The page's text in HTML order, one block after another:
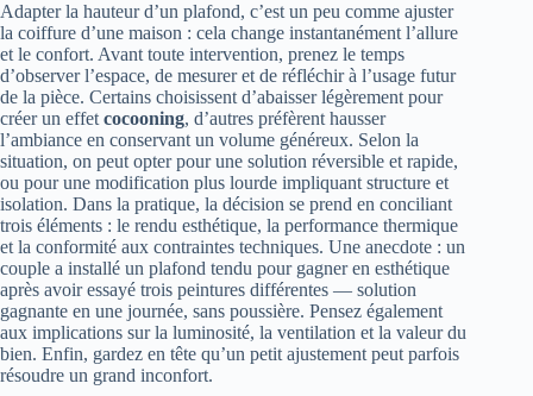
Adapter la hauteur d’un plafond, c’est un peu comme ajuster
la coiffure d’une maison : cela change instantanément l’allure
et le confort. Avant toute intervention, prenez le temps
d’observer l’espace, de mesurer et de réfléchir à l’usage futur
de la pièce. Certains choisissent d’abaisser légèrement pour
créer un effetcocooning, d’autres préfèrent hausser
l’ambiance en conservant un volume généreux. Selon la
situation, on peut opter pour une solution réversible et rapide,
ou pour une modification plus lourde impliquant structure et
isolation. Dans la pratique, la décision se prend en conciliant
trois éléments : le rendu esthétique, la performance thermique
et la conformité aux contraintes techniques. Une anecdote : un
couple a installé un plafond tendu pour gagner en esthétique
après avoir essayé trois peintures différentes — solution
gagnante en une journée, sans poussière. Pensez également
aux implications sur la luminosité, la ventilation et la valeur du
bien. Enfin, gardez en tête qu’un petit ajustement peut parfois
résoudre un grand inconfort.